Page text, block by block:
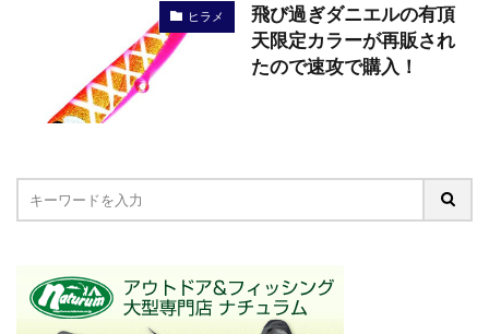
ヒラメ
飛び過ぎダニエルの有頂
天限定カラーが再販され
たので速攻で購入！